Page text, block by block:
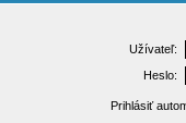
Užívateľ:
Heslo:
Prihlásiť